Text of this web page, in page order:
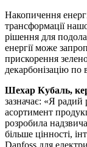
Накопичення
трансформації
рішення для
енергії може
прискорення
декарбонізацію по
Шехар Кубаль,
зазначає: «Я
асортимент
розробила
більше цінності,
Danfoss для